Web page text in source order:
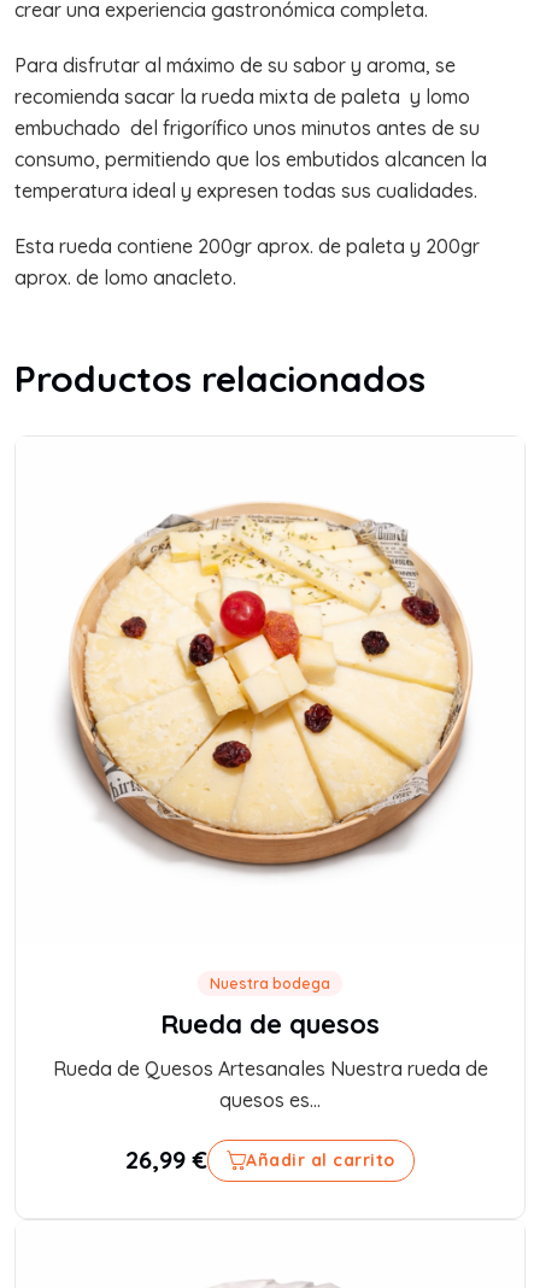
crear una experiencia gastronómica completa.
Para disfrutar al máximo de su sabor y aroma, se
recomienda sacar la rueda mixta de paleta y lomo
embuchado del frigorífico unos minutos antes de su
consumo, permitiendo que los embutidos alcancen la
temperatura ideal y expresen todas sus cualidades.
Esta rueda contiene 200gr aprox. de paleta y 200gr
aprox. de lomo anacleto.
Productos relacionados
Nuestra bodega
Rueda de quesos
Rueda de Quesos Artesanales Nuestra rueda de
quesos es...
26,99€ Añadir al carrito